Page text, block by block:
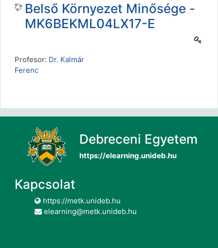
Belső Környezet Minősége -
MK6BEKML04LX17-E
Profesor: Dr. Kalmár
Ferenc
Debreceni Egyetem
https://elearning.unideb.hu
Kapcsolat
https://metk.unideb.hu
elearning@metk.unideb.hu